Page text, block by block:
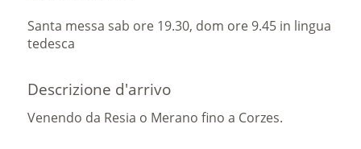
Santa messa sab ore 19.30, dom ore 9.45 in lingua
tedesca
Descrizione d'arrivo
Venendo da Resia o Merano fino a Corzes.